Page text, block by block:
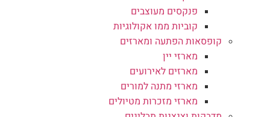
פנקסים מעוצבים
קוביות ממו אקולוגיות
קופסאות הפתעה ומארזים
מארזי יין
מארזים לאירועים
מארזי מתנה למורים
מארזי מזכרות מטיולים